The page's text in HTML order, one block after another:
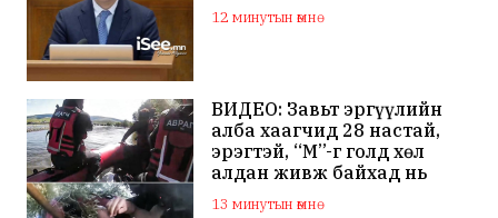
12 минутын өмнө
ВИДЕО: Завьт эргүүлийн
алба хаагчид 28 настай,
эрэгтэй, “М”-г голд хөл
алдан живж байхад нь
13 минутын өмнө